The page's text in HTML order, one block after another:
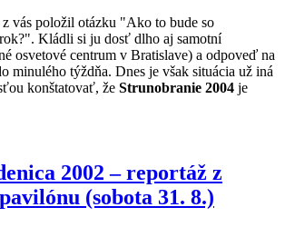
vás položil otázku "Ako to bude so
Kládli si ju dosť dlho aj samotní
osvetové centrum v Bratislave) a odpoveď na
minulého týždňa. Dnes je však situácia už iná
konštatovať, že Strunobranie 2004 je
2002 – reportáž z
(sobota 31. 8.)